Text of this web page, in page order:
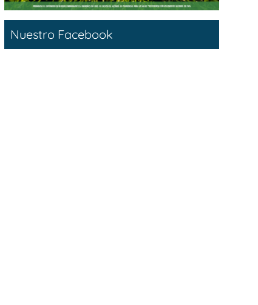
Nuestro Facebook